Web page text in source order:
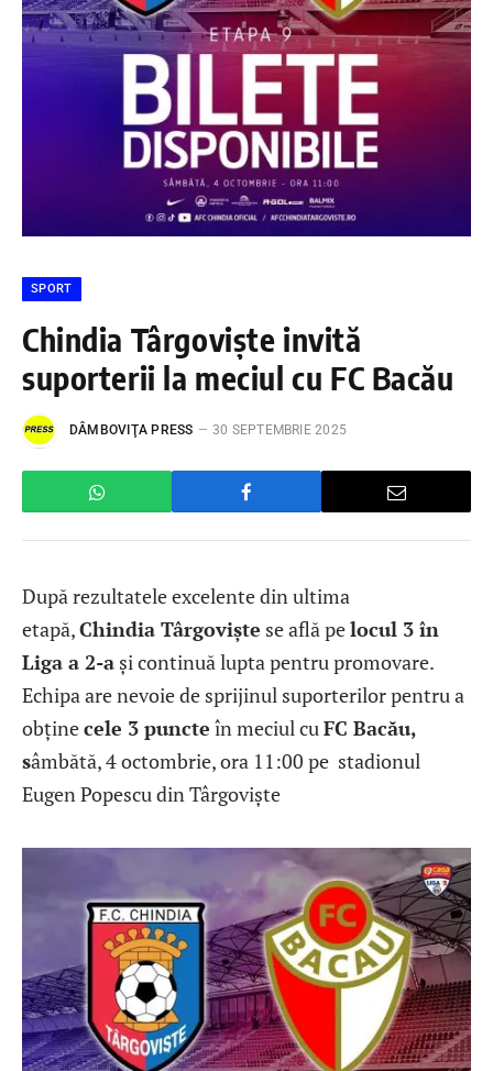
SPORT
Chindia Târgoviște invită
suporterii la meciul cu FC Bacău
DÂMBOVIŢA PRESS 30 SEPTEMBRIE 2025
După rezultatele excelente din ultima
etapă,Chindia Târgoviște se află pelocul 3 în
Liga a 2-a și continuă lupta pentru promovare.
Echipa are nevoie de sprijinul suporterilor pentru a
obținecele 3 puncte în meciul cuFC Bacău,
sâmbătă, 4 octombrie, ora 11:00 pe stadionul
Eugen Popescu din Târgoviște